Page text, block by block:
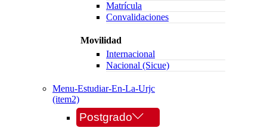
Matrícula
Convalidaciones
Movilidad
Internacional
Nacional (Sicue)
Menu-Estudiar-En-La-Urjc
(item2)
Postgrado